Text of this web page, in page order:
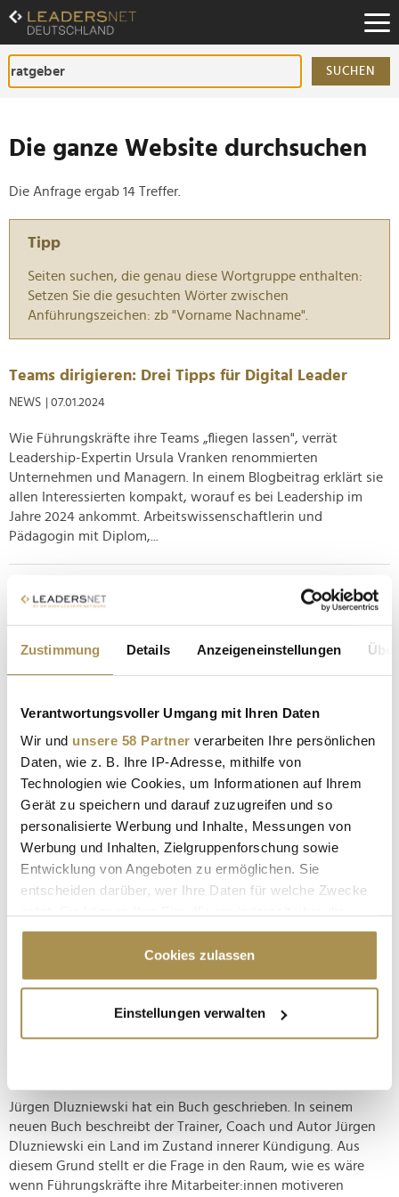
Zustimmung Details Anzeigeneinstellungen
Verantwortungsvoller Umgang mit Ihren Daten
Wir und unsere 58 Partner verarbeiten Ihre persönlichen
Daten, wie z. B. Ihre IP-Adresse, mithilfe von
Technologien wie Cookies, um Informationen auf Ihrem
Gerät zu speichern und darauf zuzugreifen und so
personalisierte Werbung und Inhalte, Messungen von
Werbung und Inhalten, Zielgruppenforschung sowie
Entwicklung von Angeboten zu ermöglichen. Sie
entscheiden darüber, wer Ihre Daten für welche Zwecke
Cookie-Erklärung oder durch Klicken auf das Privacy
Trigger Symbol ändern oder widerrufen
Informationen über Ihre geografische Lage
erfassen, welche bis auf einige Meter genau sein
bestimmten Merkmalen (Fingerprinting) identifizieren
Erfahren Sie mehr darüber, wie Ihre persönlichen Daten
verarbeitet werden, und legen Sie Ihre Präferenzen im
Abschnitt Einzelheiten fest.
Cookies zulassen
Einstellungen verwalten
Zum
Inhalt
Zur
Fußzeilen-
Navigation
SUCHEN
Die ganze Website durchsuchen
Die Anfrage ergab 14 Treffer.
Tipp
Seiten suchen, die genau diese Wortgruppe enthalten:
Setzen Sie die gesuchten Wörter zwischen
Anführungszeichen: zb "Vorname Nachname".
Teams dirigieren: Drei Tipps für Digital Leader
NEWS | 07.01.2024
Wie Führungskräfte ihre Teams „fliegen lassen", verrät
Leadership-Expertin Ursula Vranken renommierten
Unternehmen und Managern. In einem Blogbeitrag erklärt sie
allen Interessierten kompakt, worauf es bei Leadership im
Jahre 2024 ankommt. Arbeitswissenschaftlerin und
Pädagogin mit Diplom,...
Steuererklärung: Geld sparen statt Stress haben
Benjamin Franklin zufolge kann man sich in dieser Welt nur
des Todes und der Steuer wirklich sicher sein. Beiden blicken
kann bei der Erklärung ans Finanzamt wenigstens praktisches
Fachwissen weitergegeben werden. Schon für die Jahre 2021
Powerfrau Dr. Carmen Mayer beweist: Erfolg an der
Börse ist auch mit kleinem Startkapital möglich
NEWS | 05.09.2023
Der weitverbreitete Mythos, dass Erfolg an der Börse ein prall
in der Vergangenheit abgeschreckt. Doch Dr. Carmen Mayer,
eine aufstrebende Persönlichkeit in der Finanzwelt, widerlegt
Wie der Chef zum Vorbild und die Führungsaufgabe
zur Lebensaufgabe wird
Jürgen Dluzniewski hat ein Buch geschrieben. In seinem
neuen Buch beschreibt der Trainer, Coach und Autor Jürgen
Dluzniewski ein Land im Zustand innerer Kündigung. Aus
diesem Grund stellt er die Frage in den Raum, wie es wäre
wenn Führungskräfte ihre Mitarbeiter:innen motiveren